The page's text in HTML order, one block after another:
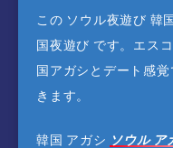
この ソウル夜遊び 韓
国夜遊び です。エス
国アガシとデート感
きます。
韓国 アガシ ソウル ア